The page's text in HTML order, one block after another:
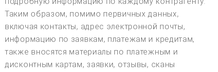
Таким образом, помимо первичных данных,
включая контакты, адрес электронной почты,
информацию по заявкам, платежам и кредитам,
также вносятся материалы по платежным и
дисконтным картам, заявки, отзывы, сканы